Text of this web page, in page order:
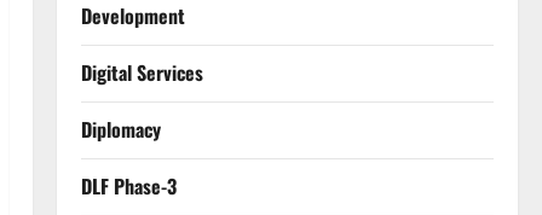
Development
Digital Services
Diplomacy
DLF Phase-3